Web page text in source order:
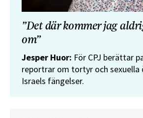
”Det där kommer jag
om”
Jesper Huor: För CPJ berättar
reportrar om tortyr och sexuella
Israels fängelser.